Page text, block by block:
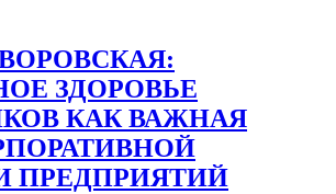
ЗДОРОВЬЕ
КАК ВАЖНАЯ
ПРЕДПРИЯТИЙ